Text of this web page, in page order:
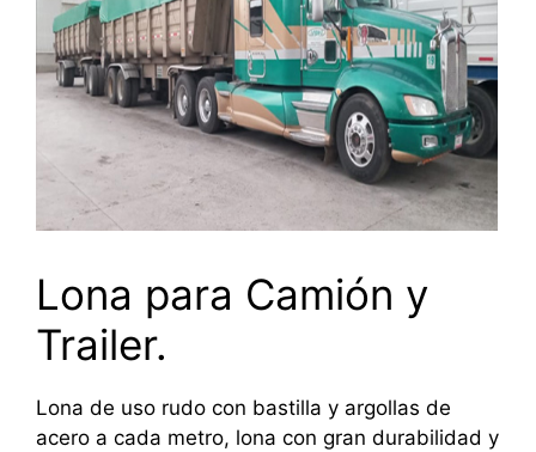
Lona para Camión y
Trailer.
Lona de uso rudo con bastilla y argollas de
acero a cada metro, lona con gran durabilidad y